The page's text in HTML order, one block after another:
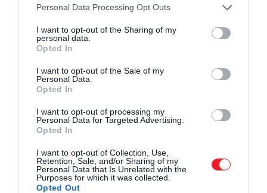
Please note that this website/app uses one or more Google
not limited to your visit or usage behaviour. You may click to
grant or deny consent to Google and its third-party tags to
use your data for below specified purposes in below Google
consent section.
Personal Data Processing Opt Outs
I want to opt-out of the Sharing of my
personal data.
Opted In
I want to opt-out of the Sale of my
Personal Data.
Opted In
I want to opt-out of processing my
Personal Data for Targeted Advertising.
Opted In
I want to opt-out of Collection, Use,
Retention, Sale, and/or Sharing of my
Personal Data that Is Unrelated with the
Purposes for which it was collected.
Opted Out
Évek óta ugyanaz a néhány ország
bukkan fel a legboldogabb államok
listájának élén: Finnország, Dánia,
Norvégia, Svédország. A magyarázatot
nem egyetlen tényezőben kell
keresnünk, sokkal inkább egy olyan
mindennapi ritmusban, amely tudatosan
lassít, és nem engedi, hogy a…
2026. FEBRUÁR 1. ● OLÁH-BEBESI BORBÁLA
10 skandináv szokás, ami
békésebbé teheti a
mindennapjainkat